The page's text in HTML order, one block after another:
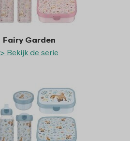
Fairy Garden
> Bekijk de serie